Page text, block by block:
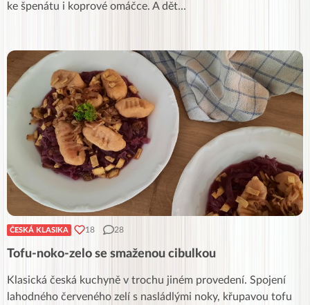
ke špenátu i koprové omáčce. A dět...
ČESKÁ KLASIKA 18 28
Tofu-noko-zelo se smaženou cibulkou
Klasická česká kuchyně v trochu jiném provedení. Spojení
lahodného červeného zelí s nasládlými noky, křupavou tofu